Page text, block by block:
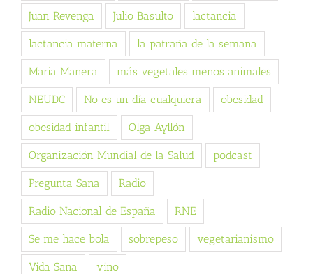
Juan Revenga Julio Basulto lactancia
lactancia materna la patraña de la semana
Maria Manera más vegetales menos animales
NEUDC No es un día cualquiera obesidad
obesidad infantil Olga Ayllón
Organización Mundial de la Salud podcast
Pregunta Sana Radio
Radio Nacional de España RNE
Se me hace bola sobrepeso vegetarianismo
Vida Sana vino